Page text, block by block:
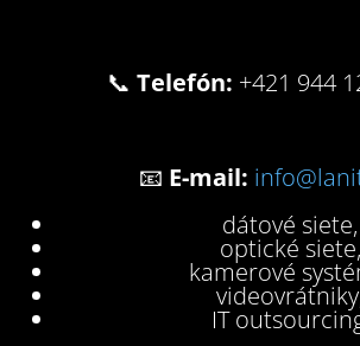
📞 Telefón: +421 944
📧 E-mail:
dátové siete,
optické siete,
kamerové
IT